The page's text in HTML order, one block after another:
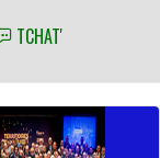
TCHAT'